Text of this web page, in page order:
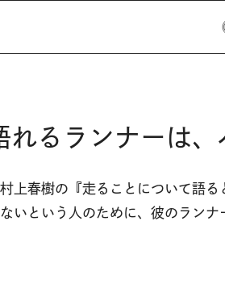
るランナーは、
上春樹の『走ることについて語
という人のために、彼のラン